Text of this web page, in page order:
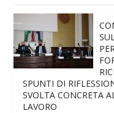
SPUNTI DI
SVOLTA CONCRETA
LAVORO